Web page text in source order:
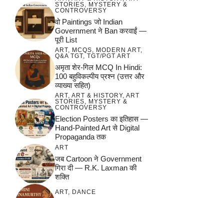
STORIES, MYSTERY &
CONTROVERSY
वो Paintings जो Indian
Government ने Ban करवाईं —
पूरी List
ART, MCQS, MODERN ART,
Q&A TGT, TGT/PGT ART
अमृता शेर-गिल MCQ In Hindi:
100 बहुविकल्पीय प्रश्न (उत्तर और
व्याख्या सहित)
ART, ART & HISTORY, ART
STORIES, MYSTERY &
CONTROVERSY
Election Posters का इतिहास —
Hand-Painted Art से Digital
Propaganda तक
ART
जब Cartoon ने Government
गिरा दी — R.K. Laxman की
शक्ति
ART DANCE